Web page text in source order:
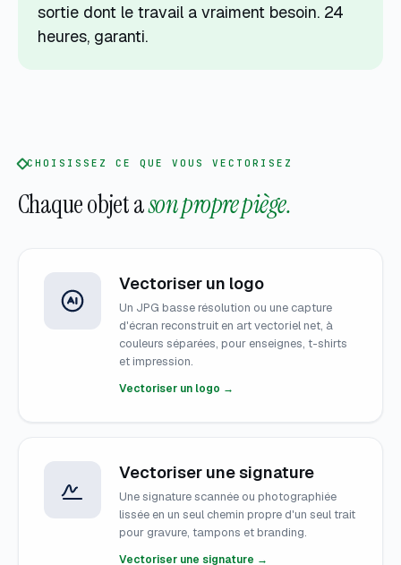
sortie dont le travail a vraiment besoin. 24
heures, garanti.
CHOISISSEZ CE QUE VOUS VECTORISEZ
Chaque objet ason propre piège.
Vectoriser un logo
Un JPG basse résolution ou une capture
d'écran reconstruit en art vectoriel net, à
couleurs séparées, pour enseignes, t-shirts
et impression.
Vectoriser un logo →
Vectoriser une signature
Une signature scannée ou photographiée
lissée en un seul chemin propre d'un seul trait
pour gravure, tampons et branding.
Vectoriser une signature →